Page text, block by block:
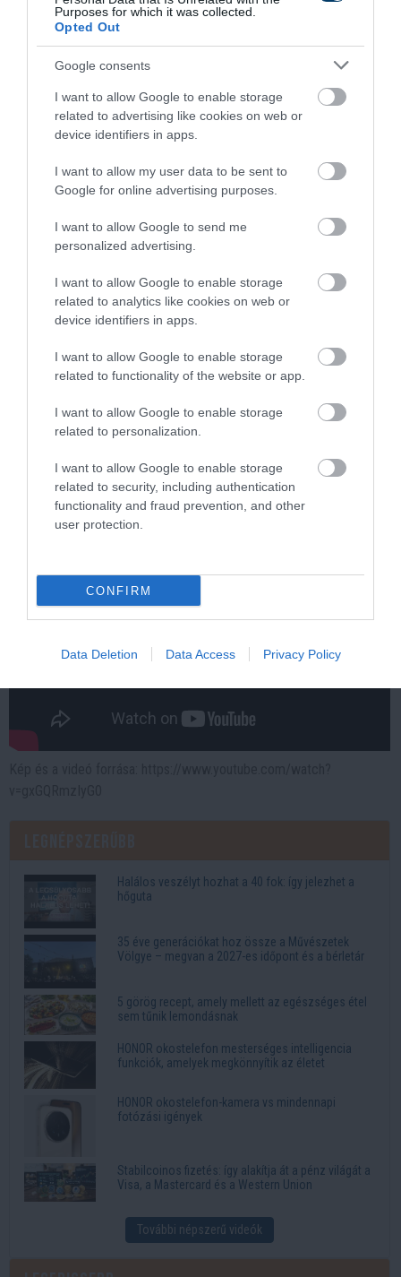
Purposes for which it was collected.
Opted Out
Google consents
I want to allow Google to enable storage
related to advertising like cookies on web or
device identifiers in apps.
I want to allow my user data to be sent to
Google for online advertising purposes.
I want to allow Google to send me
personalized advertising.
I want to allow Google to enable storage
related to analytics like cookies on web or
device identifiers in apps.
I want to allow Google to enable storage
related to functionality of the website or app.
I want to allow Google to enable storage
related to personalization.
I want to allow Google to enable storage
related to security, including authentication
functionality and fraud prevention, and other
user protection.
CONFIRM
Data Deletion Data Access Privacy Policy
This Simple Trick Removes All Parasites From
Your Body!
240 162 122
One Teaspoon And All The Worms In The Body
Die Instantly
445 148 284
Halálos veszélyt hozhat a 40 fok: így jelezhet a
hőguta
35 éve generációkat hoz össze a Művészetek
Völgye – megvan a 2027-es időpont és a bérletár
5 görög recept, amely mellett az egészséges étel
sem tűnik lemondásnak
HONOR okostelefon mesterséges intelligencia
funkciók, amelyek megkönnyítik az életet
HONOR okostelefon-kamera vs mindennapi
fotózási igények
Stabilcoinos fizetés: így alakítja át a pénz világát a
Visa, a Mastercard és a Western Union
További népszerű videók